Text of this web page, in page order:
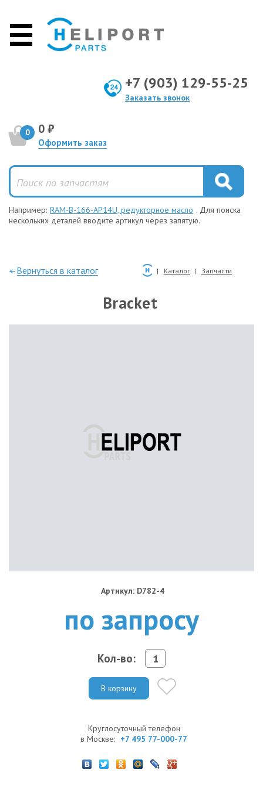
+7 (903) 129-55-25
Заказать звонок
0 0 ₽
Оформить заказ
Например: RAM-B-166-AP14U, редукторное масло . Для поиска
нескольких деталей вводите артикул через запятую.
—Вернуться в каталог Каталог Запчасти
Bracket
Артикул: D782-4
по запросу
Кол-во:
В корзину
Круглосуточный телефон
в Москве: +7 495 77-000-77